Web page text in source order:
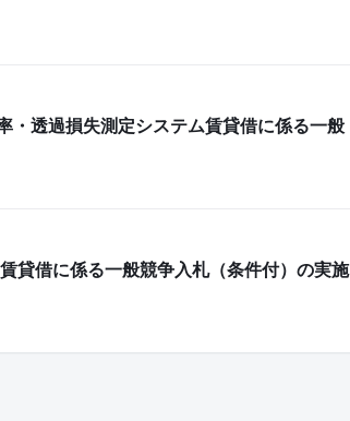
透過損失測定システム賃貸借に係る一般
貸借に係る一般競争入札（条件付）の実施